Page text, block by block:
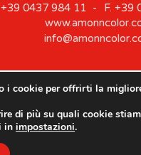
+39 0437 984 11 - F. +39
AMONN Srl . Part. IVA
sedi rimarranno chiuse
i cookie per offrirti la
di più su quali cookie
in impostazioni.